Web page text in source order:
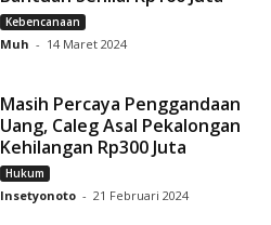
Kebencanaan
Muh - 14 Maret 2024
Masih Percaya Penggandaan
Uang, Caleg Asal Pekalongan
Kehilangan Rp300 Juta
Hukum
Insetyonoto - 21 Februari 2024